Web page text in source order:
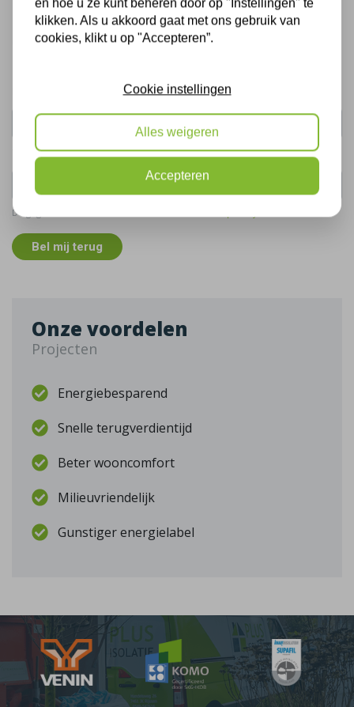
Bel mij terug
Gratis, vrijblijvend advies
Telefoonnummer:
De gegevens die u hier verstrekt vallen onder ons
Bel mij terug
Onze voordelen
Projecten
Energiebesparend
Snelle terugverdientijd
Beter wooncomfort
Milieuvriendelijk
Gunstiger energielabel
en hoe u ze kunt beheren door op "Instellingen" te
klikken. Als u akkoord gaat met ons gebruik van
cookies, klikt u op "Accepteren”.
Cookie instellingen
Alles weigeren
Accepteren